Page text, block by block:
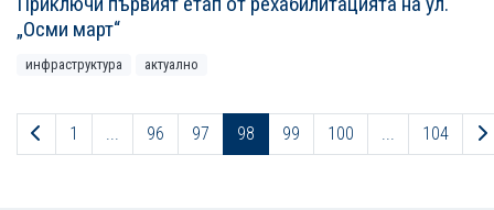
„Осми март“
инфраструктура актуално
Предходна страница
1 ... 96 97 98 99 100 ... 104